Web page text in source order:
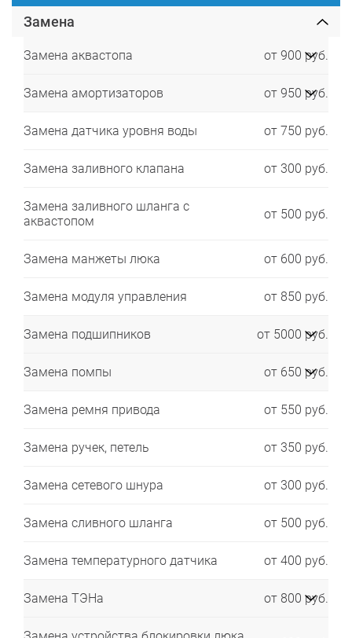
Замена
Замена аквастопа от 900 руб.
Замена амортизаторов от 950 руб.
Замена датчика уровня воды от 750 руб.
Замена заливного клапана от 300 руб.
Замена заливного шланга с
аквастопом
от 500 руб.
Замена манжеты люка от 600 руб.
Замена модуля управления от 850 руб.
Замена подшипников от 5000 руб.
Замена помпы от 650 руб.
Замена ремня привода от 550 руб.
Замена ручек, петель от 350 руб.
Замена сетевого шнура от 300 руб.
Замена сливного шланга от 500 руб.
Замена температурного датчика от 400 руб.
Замена ТЭНа от 800 руб.